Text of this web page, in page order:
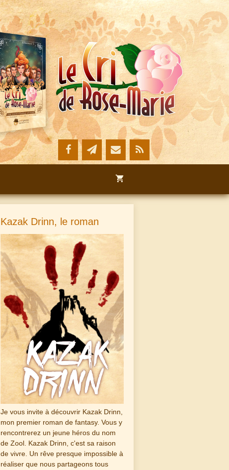
Kazak Drinn, le roman
Je vous invite à découvrir Kazak Drinn,
mon premier roman de fantasy. Vous y
rencontrerez un jeune héros du nom
de Zool. Kazak Drinn, c'est sa raison
de vivre. Un rêve presque impossible à
réaliser que nous partageons tous